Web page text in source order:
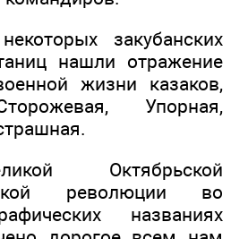
закубанских
нашли отражение
жизни казаков,
Упорная,
Октябрьской
революции во
названиях